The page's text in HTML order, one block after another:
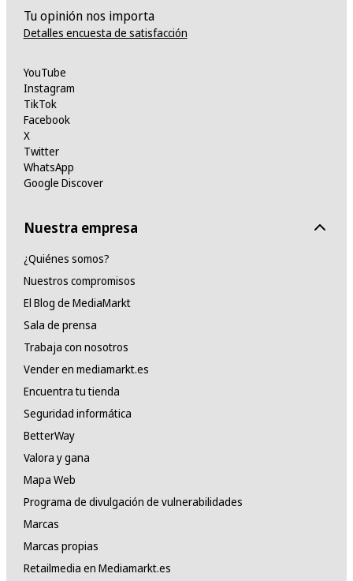
Tu opinión nos importa
Detalles encuesta de satisfacción
YouTube
Instagram
TikTok
Facebook
X
Twitter
WhatsApp
Google Discover
Nuestra empresa
¿Quiénes somos?
Nuestros compromisos
El Blog de MediaMarkt
Sala de prensa
Trabaja con nosotros
Vender en mediamarkt.es
Encuentra tu tienda
Seguridad informática
BetterWay
Valora y gana
Mapa Web
Programa de divulgación de vulnerabilidades
Marcas
Marcas propias
Retailmedia en Mediamarkt.es